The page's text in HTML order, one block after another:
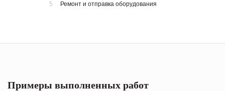
5 Ремонт и отправка оборудования
Примеры выполненных работ